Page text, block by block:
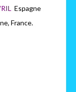
Espagne
France.
France.